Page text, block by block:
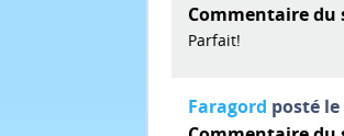
Commentaire du
Parfait!
Faragord posté le